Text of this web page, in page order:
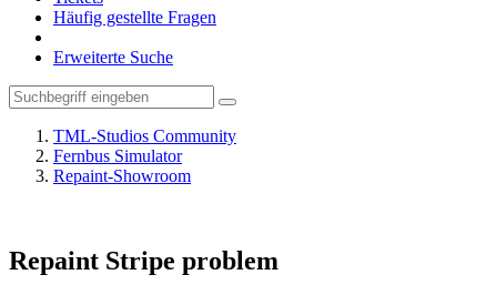
Häufig gestellte Fragen
Erweiterte Suche
TML-Studios Community
Fernbus Simulator
Repaint-Showroom
Repaint Stripe problem